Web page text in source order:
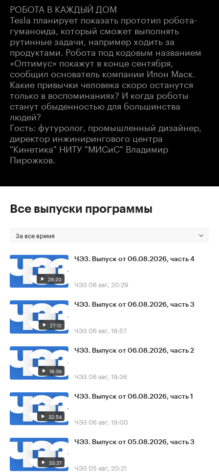
РОБОТА В КАЖДЫЙ ДОМ
Tesla планирует показать прототип робота-
гуманоида, который сможет выполнять
рутинные задачи, например ходить за
продуктами. Робота под кодовым названием
«Оптимус» покажут в конце сентября,
сообщил основатель компании Илон Маск.
Какие привычки человека скоро останутся
только в воспоминаниях? И когда роботы
станут обыденностью для большинства
людей?
Гость: футуролог, промышленный дизайнер,
директор инжинирингового центра
"Кинетика" НИТУ "МИСиС" Владимир
Пирожков.
Все выпуски программы
За все время
26:20
ЧЭЗ. Выпуск от 06.08.2026, часть 4
ЧЭЗ 06 авг, 20:29
27:12
ЧЭЗ. Выпуск от 06.08.2026, часть 3
ЧЭЗ 06 авг, 19:57
16:39
ЧЭЗ. Выпуск от 06.08.2026, часть 2
ЧЭЗ 06 авг, 19:36
32:54
ЧЭЗ. Выпуск от 06.08.2026, часть 1
ЧЭЗ 06 авг, 19:00
33:37
ЧЭЗ. Выпуск от 05.08.2026, часть 3
ЧЭЗ 05 авг, 20:21